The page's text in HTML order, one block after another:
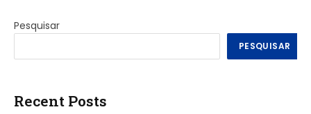
Pesquisar
PESQUISAR
Recent Posts